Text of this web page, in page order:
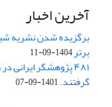
آخرین اخبار
برگزیده شدن نشریه
برتر1404-09-11
۴۸۱ پژوهشگر
گرفتند.1401-09-07